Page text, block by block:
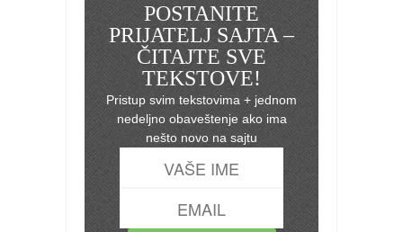
POSTANITE
PRIJATELJ SAJTA –
ČITAJTE SVE
TEKSTOVE!
Pristup svim tekstovima + jednom
nedeljno obaveštenje ako ima
nešto novo na sajtu